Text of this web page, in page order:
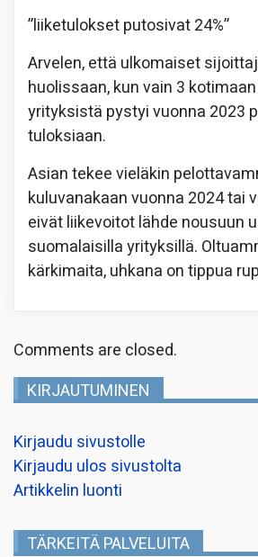
”liiketulokset putosivat 24%”
Arvelen, että ulkomaiset
huolissaan, kun vain 3
yrityksistä pystyi vuonna 2023
tuloksiaan.
Asian tekee vieläkin
kuluvanakaan vuonna 2024 tai
eivät liikevoitot lähde nousuun
suomalaisilla yrityksillä.
kärkimaita, uhkana on tippua
Comments are closed.
KIRJAUTUMINEN
Kirjaudu sivustolle
Kirjaudu ulos sivustolta
Artikkelin luonti
TÄRKEITÄ PALVELUITA